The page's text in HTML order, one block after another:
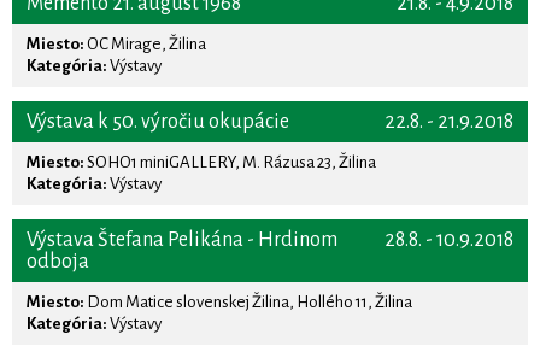
Miesto: OC Mirage, Žilina
Kategória: Výstavy
22.8. - 21.9.2018
Výstava k 50. výročiu okupácie
Miesto: SOHO1 miniGALLERY, M. Rázusa 23, Žilina
Kategória: Výstavy
28.8. - 10.9.2018
Výstava Štefana Pelikána - Hrdinom
odboja
Miesto: Dom Matice slovenskej Žilina, Hollého 11, Žilina
Kategória: Výstavy